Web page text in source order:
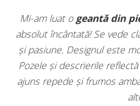
și sunt
cu atenție
– de top.
au
pentru
ElyK Creation
din pieleși un
precizie rar
în serie. Livrarea
bucur să susțin